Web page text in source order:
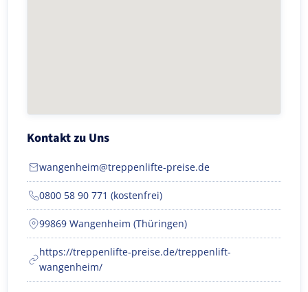
Kontakt zu Uns
wangenheim@treppenlifte-preise.de
0800 58 90 771 (kostenfrei)
99869 Wangenheim (Thüringen)
https://treppenlifte-preise.de/treppenlift-
wangenheim/